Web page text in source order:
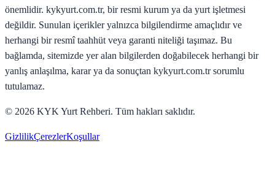
önemlidir. kykyurt.com.tr, bir resmi kurum ya da yurt işletmesi
değildir. Sunulan içerikler yalnızca bilgilendirme amaçlıdır ve
herhangi bir resmî taahhüt veya garanti niteliği taşımaz. Bu
bağlamda, sitemizde yer alan bilgilerden doğabilecek herhangi bir
yanlış anlaşılma, karar ya da sonuçtan kykyurt.com.tr sorumlu
tutulamaz.
© 2026 KYK Yurt Rehberi. Tüm hakları saklıdır.
GizlilikÇerezlerKoşullar